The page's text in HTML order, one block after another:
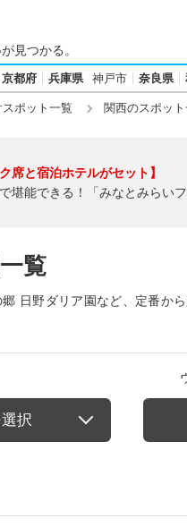
見つかる。
京都府 兵庫県 神戸市 奈良県
ポット一覧 関西のスポッ
席と宿泊ホテルがセット】
堪能できる！「みなとみらい
覧
日野ダリア園など、定番か
択